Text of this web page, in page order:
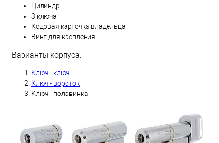
Цилиндр
3 ключа
Кодовая карточка владельца
Винт для крепления
Варианты корпуса:
Ключ - ключ
Ключ - вороток
Ключ - половинка